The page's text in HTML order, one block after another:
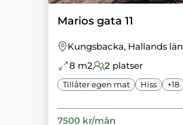
Marios gata 11
Kungsbacka, Hallands län
8 m2 2 platser
Tillåter egen mat Hiss +18
7500kr/mån